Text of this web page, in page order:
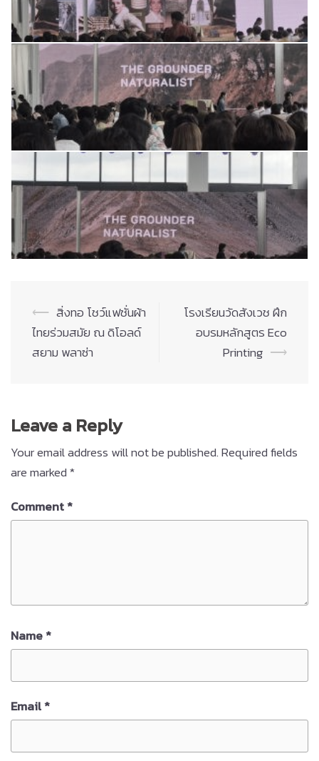
Post
navigation
⟵ สิ่งทอ โชว์แฟชั่นผ้า
ไทยร่วมสมัย ณ ดิโอลด์
สยาม พลาซ่า
โรงเรียนวัดสังเวช ฝึก
อบรมหลักสูตร Eco
Printing ⟶
Leave a Reply
Your email address will not be published.Required fields
are marked*
Comment*
Name*
Email*